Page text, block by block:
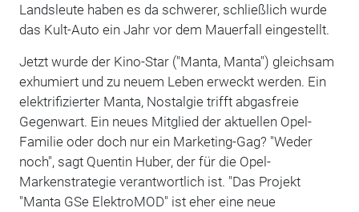
Landsleute haben es da schwerer, schließlich wurde
das Kult-Auto ein Jahr vor dem Mauerfall eingestellt.
Jetzt wurde der Kino-Star ("Manta, Manta") gleichsam
exhumiert und zu neuem Leben erweckt werden. Ein
elektrifizierter Manta, Nostalgie trifft abgasfreie
Gegenwart. Ein neues Mitglied der aktuellen Opel-
Familie oder doch nur ein Marketing-Gag? "Weder
noch", sagt Quentin Huber, der für die Opel-
Markenstrategie verantwortlich ist. "Das Projekt
"Manta GSe ElektroMOD" ist eher eine neue